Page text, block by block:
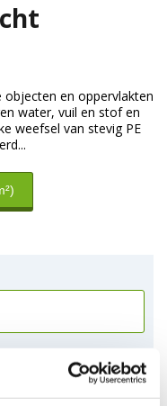
en oppervlakten
water, vuil en stof en
weefsel van stevig PE